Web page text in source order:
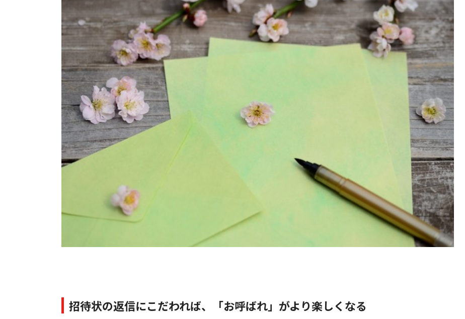
結婚指輪
パーフェクト
セットリング
オンラインショールーム
来店予約について
採用情報|お問い合わせ
招待状の返信にこだわれば、「お呼ばれ」がより楽しくなる